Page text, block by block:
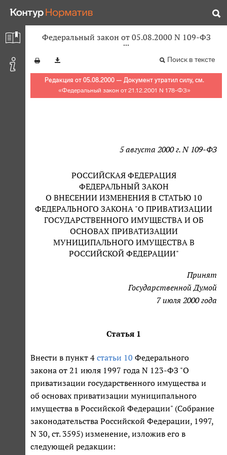
Федеральный закон от 05.08.2000 N 109-ФЗ
Поиск в тексте
Редакция от 05.08.2000 — Документ утратил силу, см.
«Федеральный закон от 21.12.2001 N 178-ФЗ»
5 августа 2000 г. N 109-ФЗ
РОССИЙСКАЯ ФЕДЕРАЦИЯ
ФЕДЕРАЛЬНЫЙ ЗАКОН
О ВНЕСЕНИИ ИЗМЕНЕНИЯ В СТАТЬЮ 10
ФЕДЕРАЛЬНОГО ЗАКОНА "О ПРИВАТИЗАЦИИ
ГОСУДАРСТВЕННОГО ИМУЩЕСТВА И ОБ
ОСНОВАХ ПРИВАТИЗАЦИИ
МУНИЦИПАЛЬНОГО ИМУЩЕСТВА В
РОССИЙСКОЙ ФЕДЕРАЦИИ"
Принят
Государственной Думой
7 июля 2000 года
Статья 1
Внести в пункт 4 статьи 10 Федерального
закона от 21 июля 1997 года N 123-ФЗ "О
приватизации государственного имущества и
об основах приватизации муниципального
имущества в Российской Федерации" (Собрание
законодательства Российской Федерации, 1997,
N 30, ст. 3595) изменение, изложив его в
следующей редакции: